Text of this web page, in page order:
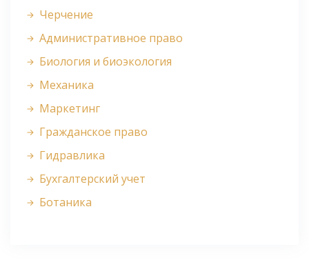
Черчение
Административное право
Биология и биоэкология
Механика
Маркетинг
Гражданское право
Гидравлика
Бухгалтерский учет
Ботаника